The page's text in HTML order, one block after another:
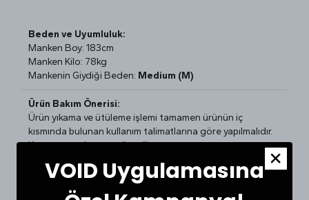
Beden ve Uyumluluk:
Manken Boy: 183cm
Manken Kilo: 78kg
Mankenin Giydiği Beden: Medium (M)
Ürün Bakım Önerisi:
Ürün yıkama ve ütüleme işlemi tamamen ürünün iç
kısmında bulunan kullanım talimatlarına göre yapılmalıdır.
Kurutma yapılmaması önerilir.
Beden Ölçüleri ve Doğru Beden Seçimi:
Tekstil ürünlerinde beden seçimi modellere göre
VOID Uygulamasına